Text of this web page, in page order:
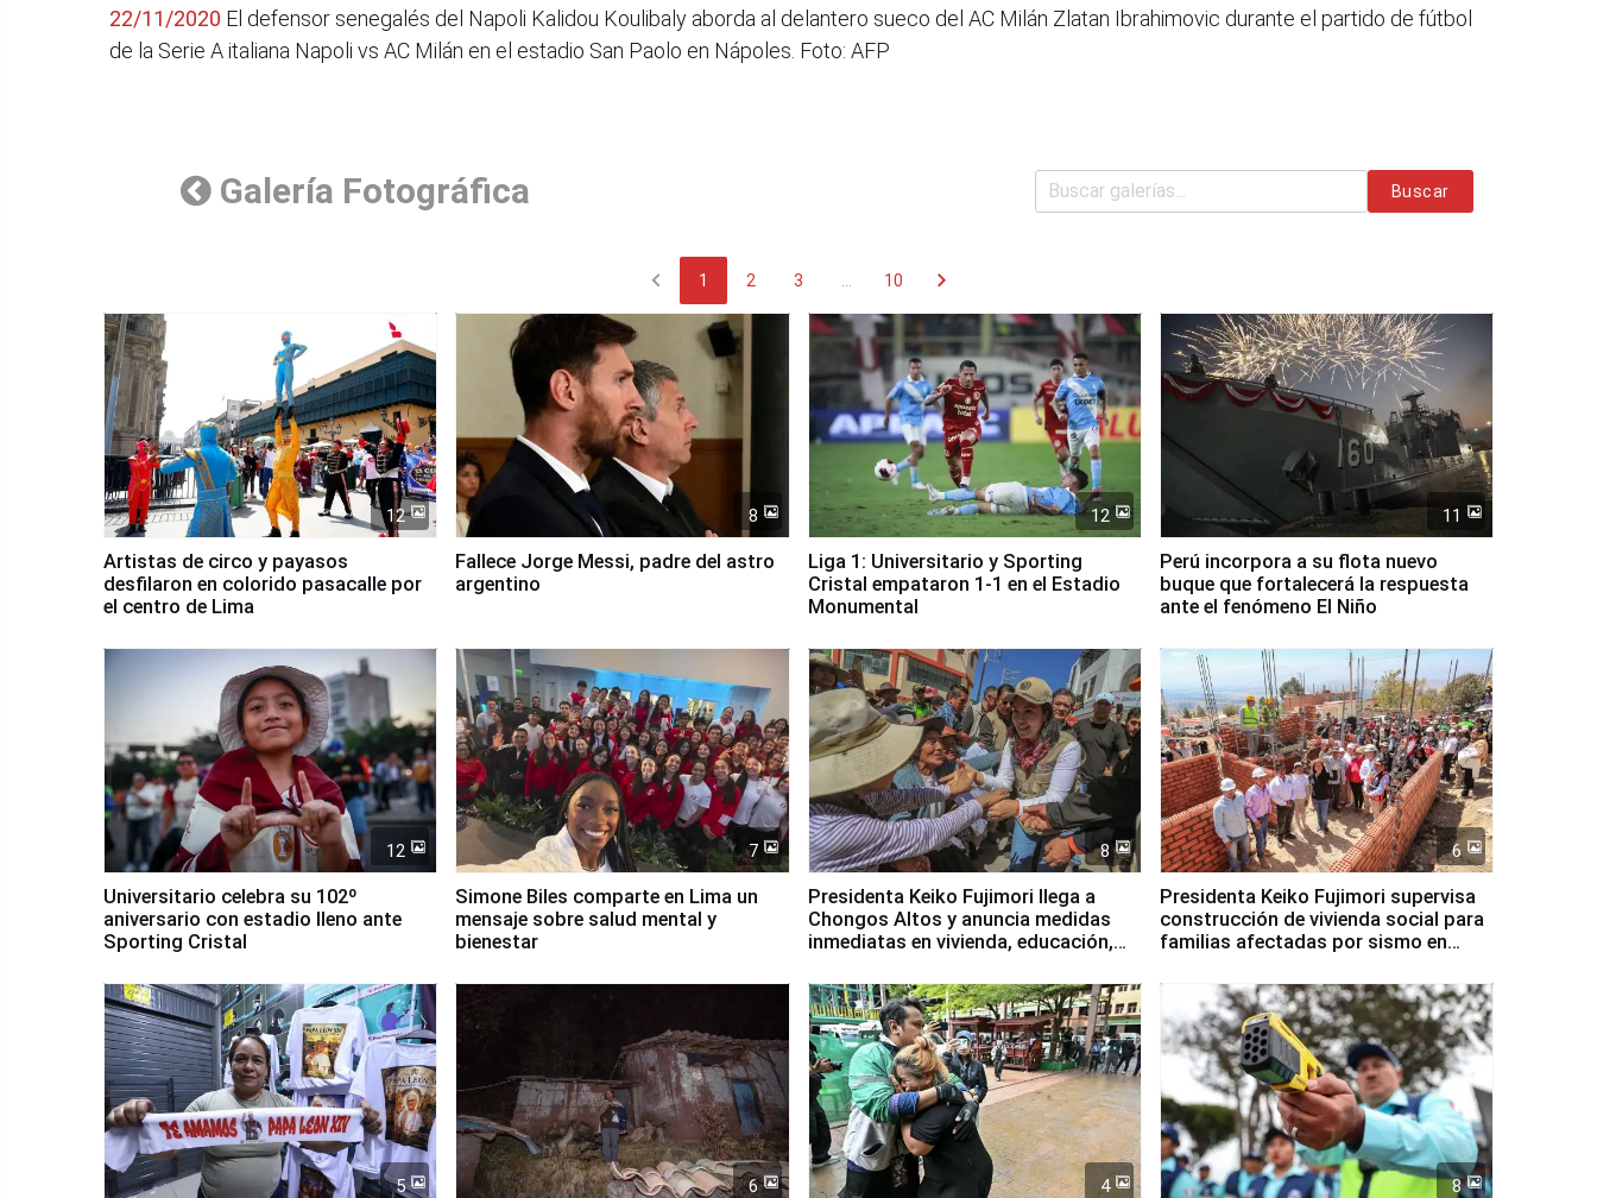
22/11/2020 El defensor senegalés del Napoli Kalidou Koulibaly aborda al delantero sueco del AC Milán Zlatan Ibrahimovic durante el partido de fútbol
de la Serie A italiana Napoli vs AC Milán en el estadio San Paolo en Nápoles. Foto: AFP
Galería Fotográfica Buscar
chevron_left 1 2 3 10 chevron_right
12
Artistas de circo y payasos
desfilaron en colorido pasacalle por
el centro de Lima
8
Fallece Jorge Messi, padre del astro
argentino
12
Liga 1: Universitario y Sporting
Cristal empataron 1-1 en el Estadio
Monumental
11
Perú incorpora a su flota nuevo
buque que fortalecerá la respuesta
ante el fenómeno El Niño
12
Universitario celebra su 102º
aniversario con estadio lleno ante
Sporting Cristal
7
Simone Biles comparte en Lima un
mensaje sobre salud mental y
bienestar
8
Presidenta Keiko Fujimori llega a
Chongos Altos y anuncia medidas
inmediatas en vivienda, educación,
6
Presidenta Keiko Fujimori supervisa
construcción de vivienda social para
familias afectadas por sismo en
5 6 4 8